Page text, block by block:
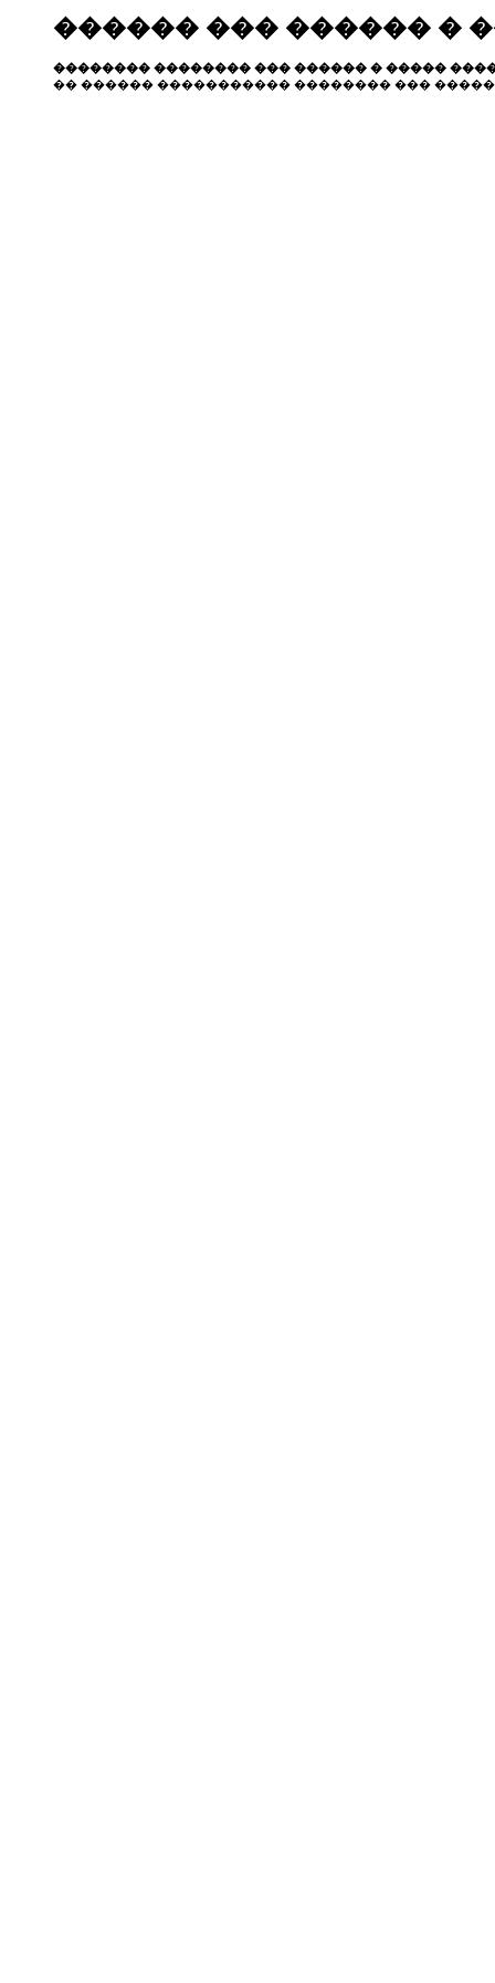
������ ��� ������ �
�������� �������� ��� ������ � �����
�� ������ ����������� �������� ���